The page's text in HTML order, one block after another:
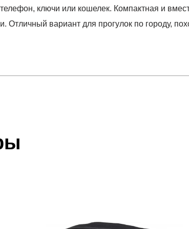
ключи или кошелек. Компактная и
вариант для прогулок по городу,